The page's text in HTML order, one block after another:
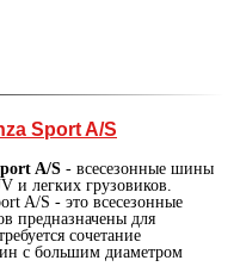
Sport A/S
A/S - всесезонные шины
и легких грузовиков.
A/S - это всесезонные
предназначены для
сочетание
с большим диаметром